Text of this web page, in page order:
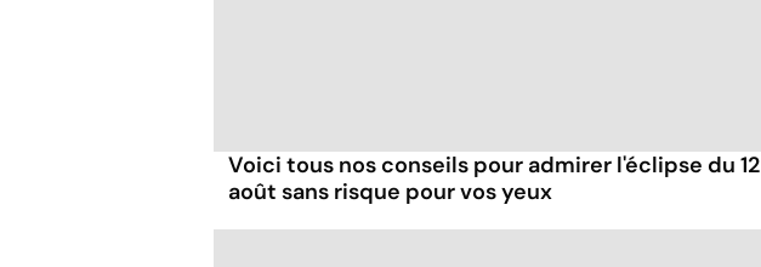
Voici tous nos conseils pour admirer l'éclipse du 12
août sans risque pour vos yeux